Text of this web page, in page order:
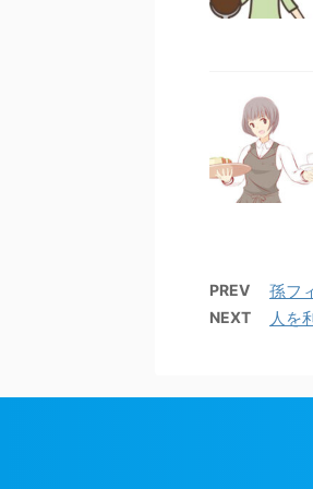
PREV 孫フ
NEXT 人を